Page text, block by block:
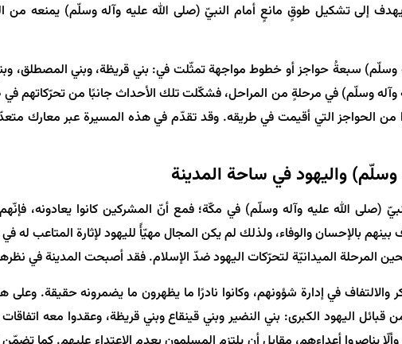
إلى تشكيل طوقٍ مانعٍ أمام النبيّ (صلى الله عليه وآله وسلّم) يمنعه من
وسلّم) سبعةُ حواجز أو خطوط مواجهة تمثّلت في: بني قريظة، وبني المصطلق،
وسلّم) في مرحلةٍ من المراحل، فشكّلت تلك الأحداث جانبًا من تحرّكاتهم
من الحواجز التي أقيمت في طريقه. وقد تقدّم في هذه المسيرة عبر معارك
وسلّم) واليهود في ساحة المدينة
(صلى الله عليه وآله وسلّم) في مكّة؛ فمع أنّ المشركين كانوا يعادونه،
بالإحسان والوفاء، ولذلك لم يكن المجال مهيّأً لليهود لإثارة المتاعب
المرحلة الميدانيّة لتحرّكات اليهود ضدّ الإسلام. فقد أصبحت المدينة في
والالتفاف في إدارة شؤونهم، وكانوا نادرًا ما يظهرون ما يضمرونه حقيقة.
قبائل اليهود الكبرى: بني النضير وبني قينقاع وبني قريظة، وعقدوا معه